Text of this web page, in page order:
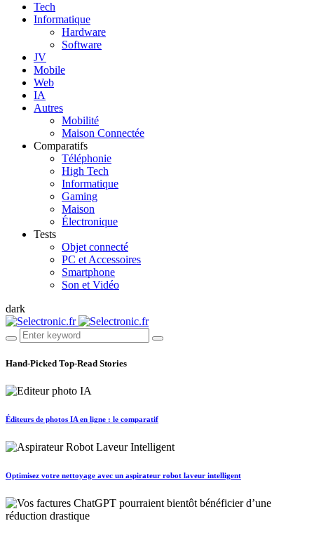
Tech
Informatique
Hardware
Software
JV
Mobile
Web
IA
Autres
Mobilité
Maison Connectée
Comparatifs
Téléphonie
High Tech
Informatique
Gaming
Maison
Électronique
Tests
Objet connecté
PC et Accessoires
Smartphone
Son et Vidéo
dark
Hand-Picked Top-Read Stories
Éditeurs de photos IA en ligne : le comparatif
Optimisez votre nettoyage avec un aspirateur robot laveur intelligent